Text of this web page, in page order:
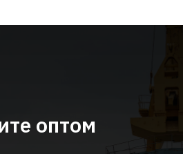
оптом